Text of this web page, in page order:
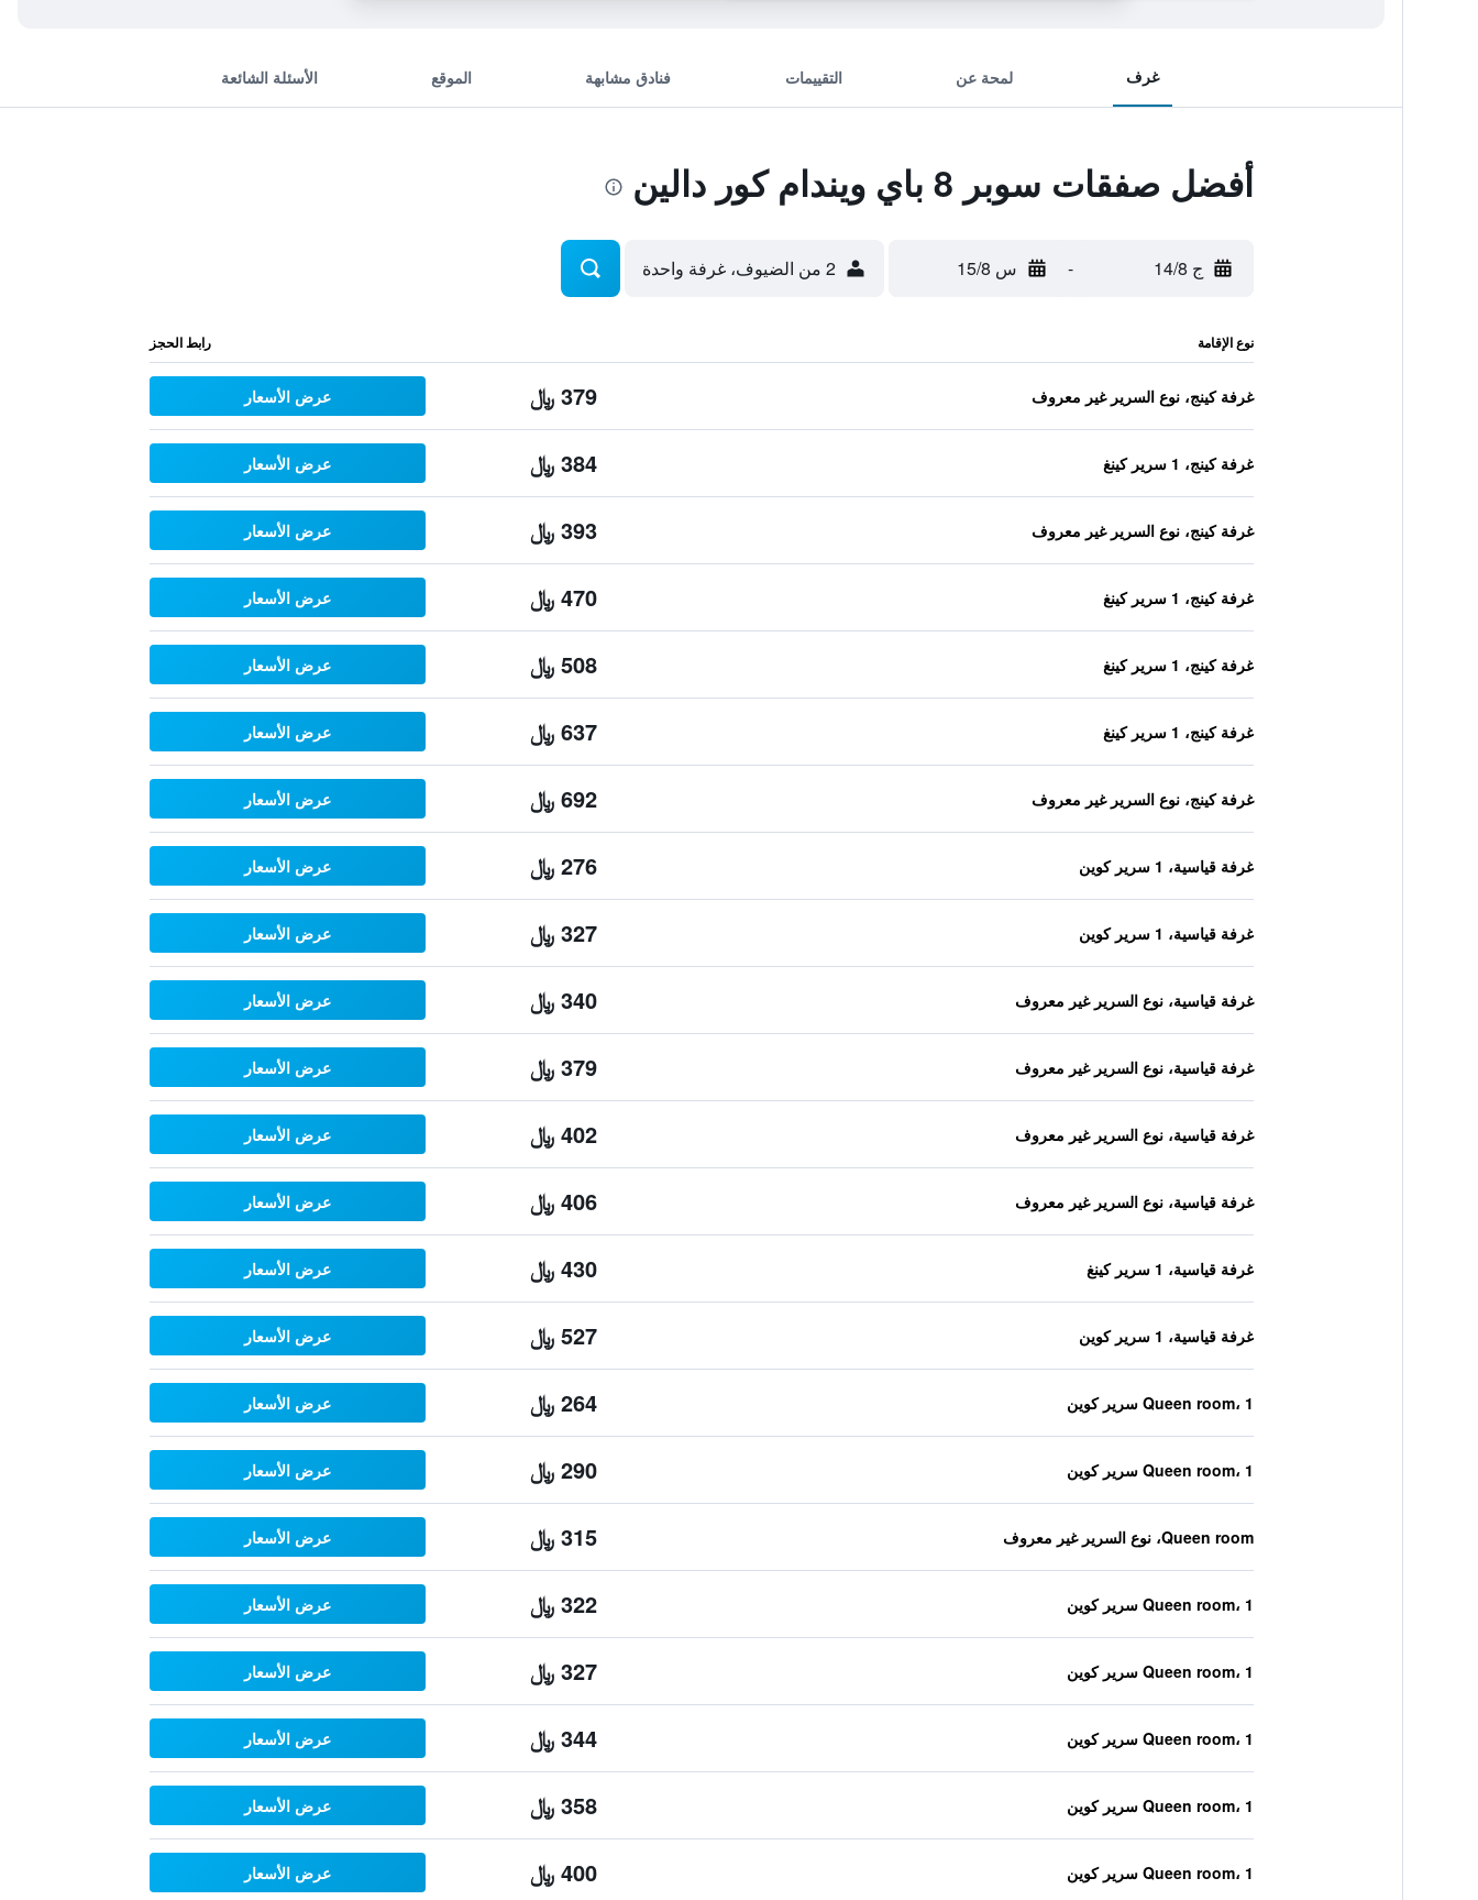
غرف لمحة عن التقييمات فنادق مشابهة الموقع الأسئلة الشائعة
أفضل صفقات سوبر 8 باي ويندام كور دالين
ج 14/8 - س 15/8 2 من الضيوف، غرفة واحدة
نوع الإقامة رابط الحجز
غرفة كينج، نوع السرير غير معروف 379 ﷼ عرض الأسعار
غرفة كينج، 1 سرير كينغ 384 ﷼ عرض الأسعار
غرفة كينج، نوع السرير غير معروف 393 ﷼ عرض الأسعار
غرفة كينج، 1 سرير كينغ 470 ﷼ عرض الأسعار
غرفة كينج، 1 سرير كينغ 508 ﷼ عرض الأسعار
غرفة كينج، 1 سرير كينغ 637 ﷼ عرض الأسعار
غرفة كينج، نوع السرير غير معروف 692 ﷼ عرض الأسعار
غرفة قياسية، 1 سرير كوين 276 ﷼ عرض الأسعار
غرفة قياسية، 1 سرير كوين 327 ﷼ عرض الأسعار
غرفة قياسية، نوع السرير غير معروف 340 ﷼ عرض الأسعار
غرفة قياسية، نوع السرير غير معروف 379 ﷼ عرض الأسعار
غرفة قياسية، نوع السرير غير معروف 402 ﷼ عرض الأسعار
غرفة قياسية، نوع السرير غير معروف 406 ﷼ عرض الأسعار
غرفة قياسية، 1 سرير كينغ 430 ﷼ عرض الأسعار
غرفة قياسية، 1 سرير كوين 527 ﷼ عرض الأسعار
Queen room، 1 سرير كوين 264 ﷼ عرض الأسعار
Queen room، 1 سرير كوين 290 ﷼ عرض الأسعار
Queen room، نوع السرير غير معروف 315 ﷼ عرض الأسعار
Queen room، 1 سرير كوين 322 ﷼ عرض الأسعار
Queen room، 1 سرير كوين 327 ﷼ عرض الأسعار
Queen room، 1 سرير كوين 344 ﷼ عرض الأسعار
Queen room، 1 سرير كوين 358 ﷼ عرض الأسعار
Queen room، 1 سرير كوين 400 ﷼ عرض الأسعار